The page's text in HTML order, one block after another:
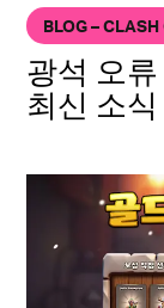
BLOG –
광석 오
최신 소식